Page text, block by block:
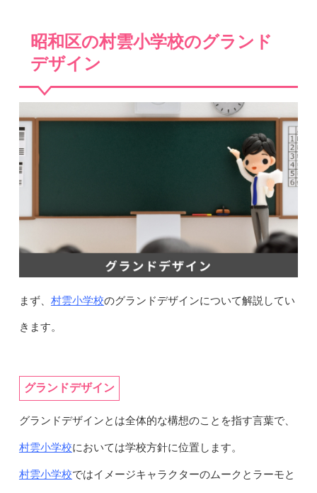
昭和区の村雲小学校のグランド
デザイン
まず、 村雲小学校のグランドデザインについて解説してい
きます。
グランドデザイン
グランドデザインとは全体的な構想のことを指す言葉で、
村雲小学校においては学校方針に位置します。
村雲小学校ではイメージキャラクターのムークとラーモと